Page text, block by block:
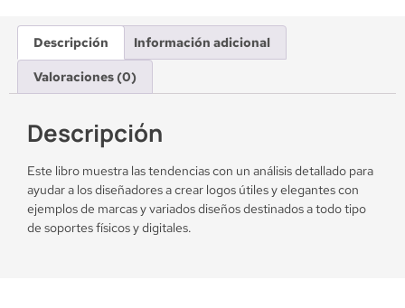
Descripción Información adicional
Valoraciones (0)
Descripción
Este libro muestra las tendencias con un análisis detallado para
ayudar a los diseñadores a crear logos útiles y elegantes con
ejemplos de marcas y variados diseños destinados a todo tipo
de soportes físicos y digitales.